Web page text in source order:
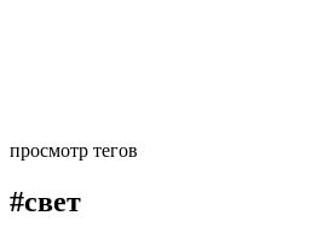
просмотр тегов
#свет